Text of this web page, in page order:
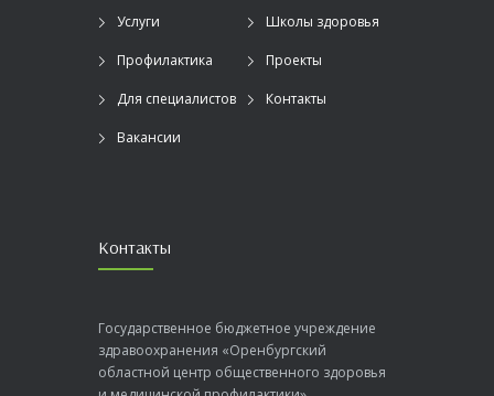
Услуги Школы здоровья
Профилактика Проекты
Для специалистов Контакты
Вакансии
Контакты
Государственное бюджетное учреждение
здравоохранения «Оренбургский
областной центр общественного здоровья